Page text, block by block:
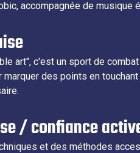
accompagnée de musique
art", c'est un sport de
des points en
/ confiance
et des méthodes